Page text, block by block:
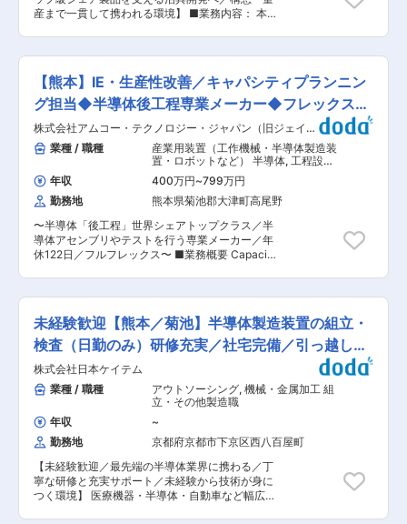
しい時も会社一丸で乗り越える一体感とアットホ
定める業務
業務改善 ■ポジションの魅力 ◎コストモデルを通
じて事業競争力に直接貢献できるポジションで、
数字・システム・製造プロセスを横断的に扱える
規商談のコスティングに関わるスピード感のある
業務環境の中、若返りフェーズの組織で、将来的
な中核人材を目指せます。 ■採用背景 CM組織は
平均年齢56.5歳と高齢化が進んでおり、円滑な業
務遂行には組織の若返りが必要な状況です。 コス
トモデルの生成・分析を通じて事業競争力を支え
る人材を、次世代の中核人材として採用・育成し
ていきたいと考えています。 ■当社の特徴 【半
導体「後工程」世界・日本シェアトップクラス】
世の中のあらゆるモノの中で、人々の生活を密か
に支えている「半導体」。当社はその半導体製造
の中でも「後工程」と呼ばれる、最終製品に最も
近い領域の専業メーカーです。世界トップレベル
の大手メーカーとパートナーシップを築きなが
ら、高品質な半導体を通じて世界中の人々の暮ら
る業務
産まで一貫して携われる環境】 ■業務内容： 本
導入まで一貫してリードしていただきます。 ■主
な業務内容： ・制御端子への安定接続機構の設計
・電力端子（DC連続・パルス通電）に対応した
高信頼コンタクト構造の設計 ・高電圧印加による
リーク測定、熱抵抗測定用治具の設計 ・3D
CAD（SolidWorks等）を用いた精密設計・解析
・構造解析（強度・熱・絶縁）を考慮した新機構
の最適化 ・試作・評価・量産導入までの一貫開発
・部下・チームメンバーへの技術指導、設計レビ
ュー ・他部門（回路・ソフト・生産技術）との協
業による治具・装置全体の技術最適化 ■当社につ
いて： ◇リードリレーのリーディングカンパニー
です。1972年の創業以来、リレーを根幹とする電
子部品の開発製造のスペシャリストとして、エレ
クトロニクス業界の発展の一翼を担い、様々な新
技術・新製品を創り出しました。 ◇社員のほとん
です。良い時も厳しい時も会社一丸で乗り越える
一体感とアットホームな環境が整っています。 変
更の範囲：会社の定める業務
【熊本】IE・生産性改善／キャパシティプランニン
グ担当◆半導体後工程専業メーカー◆フレックス◆
環境◎
株式会社アムコー・テクノロジー・ジャパン（旧ジェイデ
バイス）
業種 / 職種
産業用装置（工作機械・半導体製造装
置・ロボットなど） 半導体, 工程設
計・工法開発・工程改善・IE（組立・
アッセンブリ） 生産管理
年収 400万円~799万円
勤務地
熊本県菊池郡大津町高尾野
〜半導体「後工程」世界シェアトップクラス／半
導体アセンブリやテストを行う専業メーカー／年
休122日／フルフレックス〜 ■業務概要 Capacity
生産能力管理・工程改善・生産性向上などを推進
していただくポジションです。 製造現場・関係部
門と連携しながら、データに基づく改善活動を進
めていただきます。 ■業務詳細 <生産能力管理>
・製造ラインの生産能力（キャパシティ）の把握
と計画 ・設備能力管理・稼働率確認・基準データ
管理（SAP等） ・需要予測に基づく生産リソース
（設備・スペース・人員）の計画 <工程改善・生
産性向上> ・工程・ライン改善、非効率な作業手
順やマニュアル作業の改善 ・データに基づく生産
性分析と改善活動の推進 ・設備稼働率の改善・最
適配置 <顧客ビジネスサポート> ・新規・増産・
減産ビジネスのサポート計画立案 ・収益性評価・
必要投資の見極め ・関係部門（製造・BU・Corp
等）との調整・整合 <設備投資・固定資産管理>
・年間投資計画（予算・実績管理） ・固定資産の
未経験歓迎【熊本／菊池】半導体製造装置の組立・
検査（日勤のみ）研修充実／社宅完備／引っ越し代
補助
株式会社日本ケイテム
業種 / 職種
アウトソーシング, 機械・金属加工 組
立・その他製造職
年収
~
勤務地
京都府京都市下京区西八百屋町
【未経験歓迎／最先端の半導体業界に携わる／丁
寧な研修と充実サポート／未経験から技術が身に
つく環境】 医療機器・半導体・自動車など幅広い